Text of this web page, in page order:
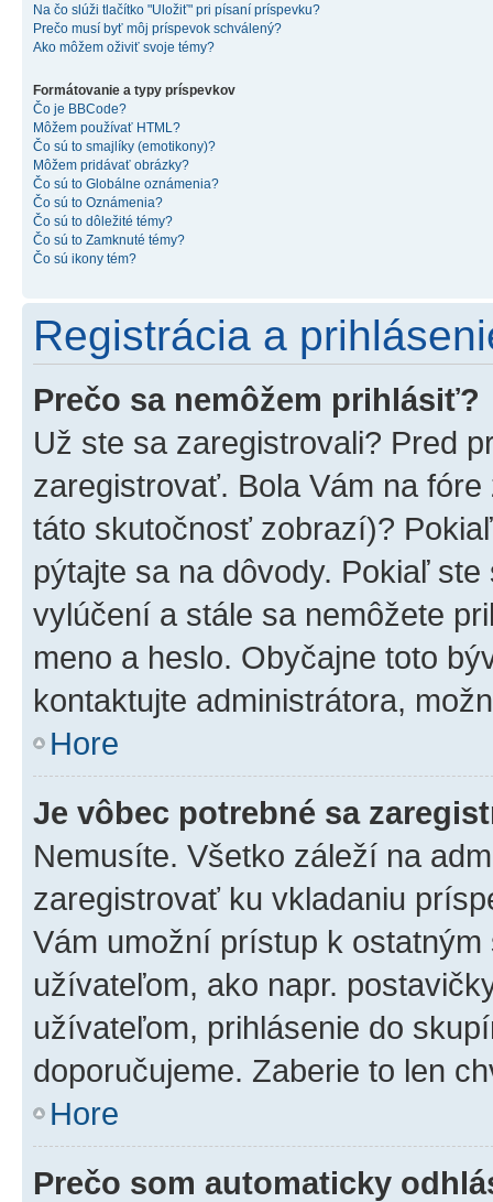
Na čo slúži tlačítko "Uložiť" pri písaní príspevku?
Prečo musí byť môj príspevok schválený?
Ako môžem oživiť svoje témy?
Formátovanie a typy príspevkov
Čo je BBCode?
Môžem používať HTML?
Čo sú to smajlíky (emotikony)?
Môžem pridávať obrázky?
Čo sú to Globálne oznámenia?
Čo sú to Oznámenia?
Čo sú to dôležité témy?
Čo sú to Zamknuté témy?
Čo sú ikony tém?
Registrácia a
Prečo sa nemôžem prihlásiť?
Už ste sa zaregistrovali? Pred
zaregistrovať. Bola Vám na
táto skutočnosť zobrazí)?
pýtajte sa na dôvody. Pokiaľ
vylúčení a stále sa nemôžete
meno a heslo. Obyčajne toto
kontaktujte administrátora,
Hore
Je vôbec potrebné sa
Nemusíte. Všetko záleží na
zaregistrovať ku vkladaniu
Vám umožní prístup k
užívateľom, ako napr.
užívateľom, prihlásenie do
doporučujeme. Zaberie to len
Hore
Prečo som automaticky